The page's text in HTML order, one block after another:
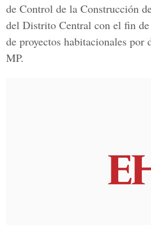
de Control de la Construcción
del Distrito Central con el fin
de proyectos habitacionales por
MP.